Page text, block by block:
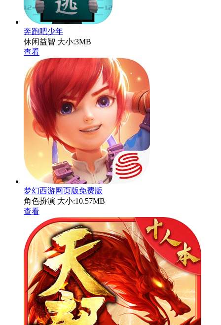
奔跑吧少年
休闲益智 大小:3MB
查看
梦幻西游网页版免费版
角色扮演 大小:10.57MB
查看